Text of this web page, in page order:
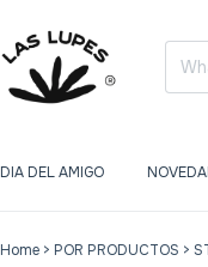
DIA DEL AMIGO
Home > POR PRODUCTOS >